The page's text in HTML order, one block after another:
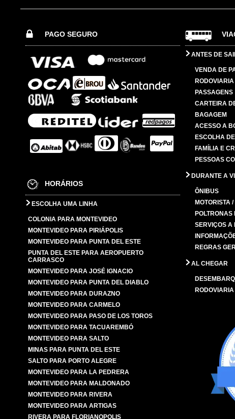
PAGO SEGURO
HORÁRIOS
ESCOLHA UMA LINHA
COLONIA PARA MONTEVIDEO
MONTEVIDEO PARA PIRIÁPOLIS
MONTEVIDEO PARA PUNTA DEL ESTE
PUNTA DEL ESTE PARA AEROPUERTO
CARRASCO
MONTEVIDEO PARA JOSÉ IGNACIO
MONTEVIDEO PARA PUNTA DEL DIABLO
MONTEVIDEO PARA DURAZNO
MONTEVIDEO PARA CARMELO
MONTEVIDEO PARA PASO DE LOS TOROS
MONTEVIDEO PARA TACUAREMBÓ
MONTEVIDEO PARA SALTO
MINAS PARA PUNTA DEL ESTE
SALTO PARA PORTO ALEGRE
MONTEVIDEO PARA LA PEDRERA
MONTEVIDEO PARA MALDONADO
MONTEVIDEO PARA RIVERA
MONTEVIDEO PARA ARTIGAS
RIVERA PARA FLORIANOPOLIS
ANTES DE
VENDA DE
PASSAGENS
CARTEIRA
BAGAGEM
ACESSO A
ESCOLHA
FAMÍLIA E
PESSOAS
DURANTE A
ÔNIBUS
MOTORISTA
POLTRONAS
SERVIÇOS A
REGRAS
AL CHEGAR